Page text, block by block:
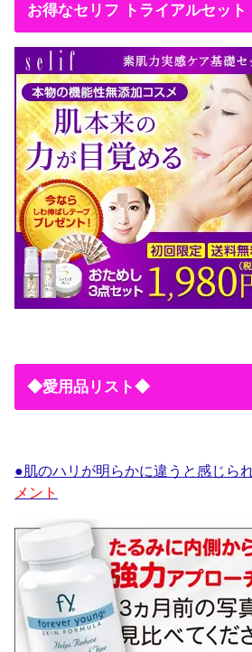
お得なセリフ トライアルセット
◆愛用品リスト◆
●肌のハリが明らかに違うと感じら
メント